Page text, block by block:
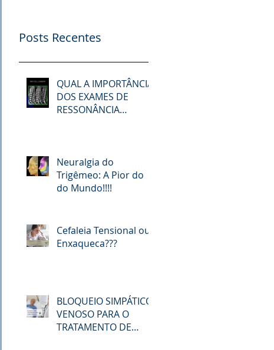
Posts Recentes
QUAL A IMPORTÂNCIA
DOS EXAMES DE
RESSONÂNCIA
Neuralgia do
Trigêmeo: A Pior do
do Mundo!!!!
Cefaleia Tensional ou
Enxaqueca???
BLOQUEIO SIMPÁTICO
VENOSO PARA O
TRATAMENTO DE